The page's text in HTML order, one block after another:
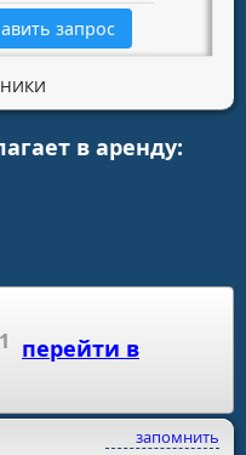
запрос
в аренду:
перейти в
запомнить